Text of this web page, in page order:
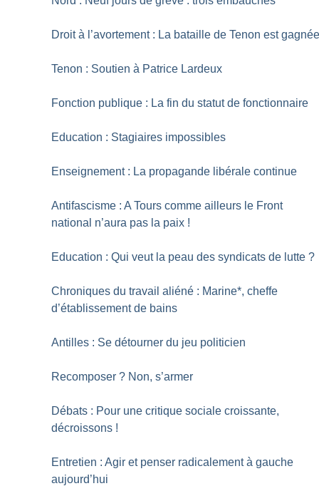
Droit à l’avortement : La bataille de Tenon est
Tenon : Soutien à Patrice Lardeux
Fonction publique : La fin du statut de fonctionnaire
Education : Stagiaires impossibles
Enseignement : La propagande libérale continue
Antifascisme : A Tours comme ailleurs le Front
national n’aura pas la paix !
Education : Qui veut la peau des syndicats de lutte ?
Chroniques du travail aliéné : Marine*, cheffe
d’établissement de bains
Antilles : Se détourner du jeu politicien
Recomposer ? Non, s’armer
Débats : Pour une critique sociale croissante,
décroissons !
Entretien : Agir et penser radicalement à gauche
aujourd’hui